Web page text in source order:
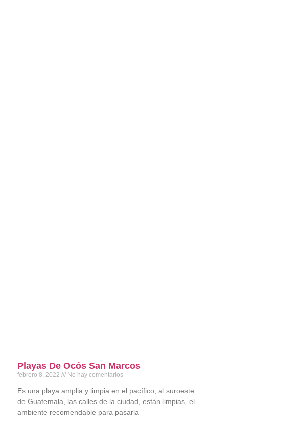
Playas De Ocós San Marcos
febrero 8, 2022 No hay comentarios
Es una playa amplia y limpia en el pacífico, al suroeste
de Guatemala, las calles de la ciudad, están limpias, el
ambiente recomendable para pasarla